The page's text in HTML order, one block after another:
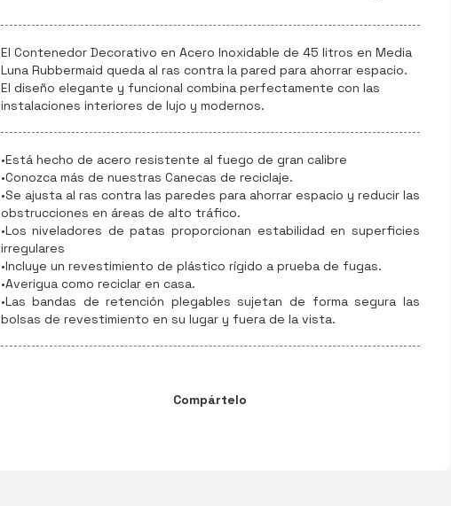
El Contenedor Decorativo en Acero Inoxidable de 45 litros en Media
Luna Rubbermaid queda al ras contra la pared para ahorrar espacio.
El diseño elegante y funcional combina perfectamente con las
instalaciones interiores de lujo y modernos.
•Está hecho de acero resistente al fuego de gran calibre
•Conozca más de nuestras Canecas de reciclaje.
•Se ajusta al ras contra las paredes para ahorrar espacio y reducir las
obstrucciones en áreas de alto tráfico.
•Los niveladores de patas proporcionan estabilidad en superficies
irregulares
•Incluye un revestimiento de plástico rígido a prueba de fugas.
•Averigua como reciclar en casa.
•Las bandas de retención plegables sujetan de forma segura las
bolsas de revestimiento en su lugar y fuera de la vista.
Compártelo